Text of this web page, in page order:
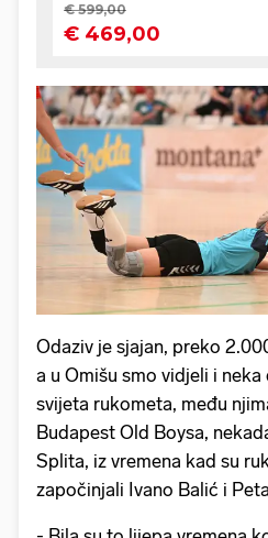
Odaziv je sjajan, preko
a u Omišu smo vidjeli i
svijeta rukometa, među
Budapest Old Boysa,
Splita, iz vremena kad su
započinjali Ivano Balić i